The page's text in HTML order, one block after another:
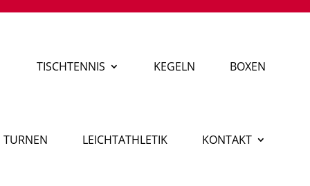
TISCHTENNIS KEGELN BOXEN
TURNEN LEICHTATHLETIK KONTAKT